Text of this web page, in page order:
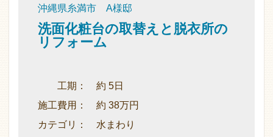
沖縄県糸満市 A様邸
洗面化粧台の取替えと脱衣所の
リフォーム
工期： 約 5日
施工費用： 約 38万円
カテゴリ： 水まわり